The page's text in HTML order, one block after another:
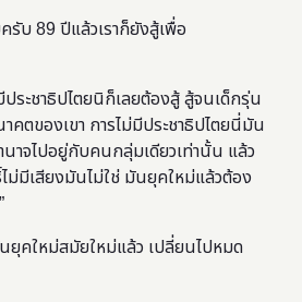
บ 89 ปีแล้วเราก็ยังสู้เพื่อ
ประชาธิปไตยนิก็เลยต้องสู้ สู้จนเด็กรุ่น
าคตของเขา การไม่มีประชาธิปไตยนี่มัน
ำนาจไปอยู่กับคนกลุ่มเดียวเท่านั้น แล้ว
ม่มีเสียงมันไม่ใช่ มันยุคใหม่แล้วต้อง
ยุคใหม่สมัยใหม่แล้ว เปลี่ยนไปหมด